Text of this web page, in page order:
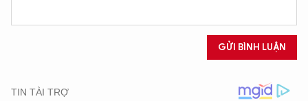
GỬI BÌNH LUẬN